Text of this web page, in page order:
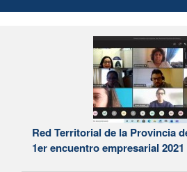
Red Territorial de la Provincia
1er encuentro empresarial 2021